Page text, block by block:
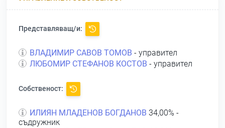
Представляващ/и:
ВЛАДИМИР САВОВ ТОМОВ - управител
ЛЮБОМИР СТЕФАНОВ КОСТОВ - управител
Собственост:
ИЛИЯН МЛАДЕНОВ БОГДАНОВ 34,00% -
съдружник